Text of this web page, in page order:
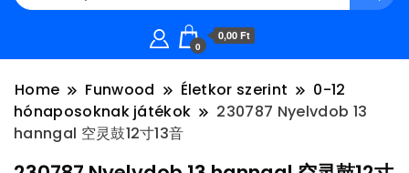
0
0,00 Ft
Home Funwood Életkor szerint
0-12
hónaposoknak játékok
230787 Nyelvdob 13
hanngal 空灵鼓12寸13音